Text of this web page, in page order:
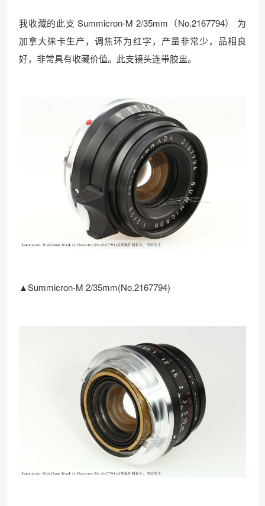
我收藏的此支 Summicron-M 2/35mm（No.2167794） 为
加拿大徕卡生产，调焦环为红字，产量非常少，品相良
好，非常具有收藏价值。此支镜头连带胶盅。
▲Summicron-M 2/35mm(No.2167794)